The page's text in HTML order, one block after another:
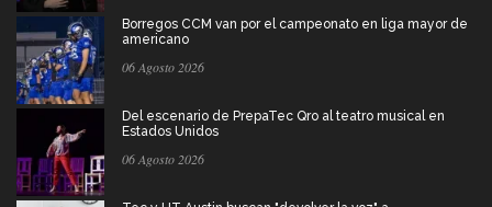
Borregos CCM van por el campeonato en liga mayor de
americano
06 Agosto 2026
Del escenario de PrepaTec Qro al teatro musical en
Estados Unidos
06 Agosto 2026